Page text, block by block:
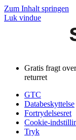
Zum Inhalt springen
Luk vindue
Gratis fragt
returret
GTC
Databeskyttelse
Fortrydelsesret
Cookie-
Tryk